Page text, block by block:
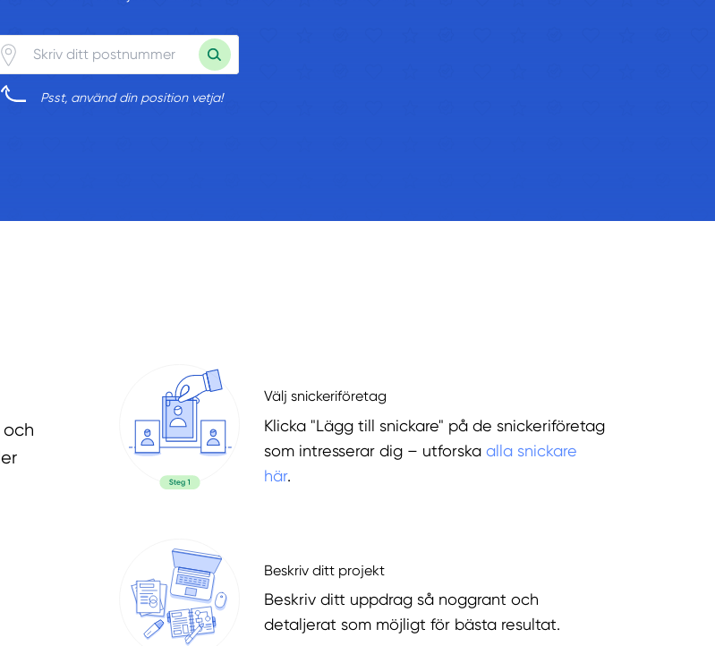
Psst, använd din position vetja!
Välj snickeriföretag
Klicka "Lägg till snickare" på de snickeriföretag
som intresserar dig – utforska alla snickare
här.
Beskriv ditt projekt
Beskriv ditt uppdrag så noggrant och
detaljerat som möjligt för bästa resultat.